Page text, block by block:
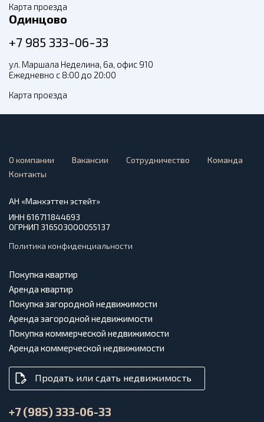
Карта проезда
Одинцово
+7 985 333-06-33
ул. Маршала Неделина, 6а, офис 910
Ежедневно с 8:00 до 20:00
Карта проезда
О компании Вакансии Сотрудничество
Команда
Контакты
АН «Манхэттен эстейт»
ИНН 616711844693
ОГРНИП 316503000055137
Политика конфиденциальности
Покупка квартир
Аренда квартир
Покупка загородной недвижимости
Аренда загородной недвижимости
Покупка коммерческой недвижимости
Аренда коммерческой недвижимости
Продать или сдать недвижимость
+7 (985) 333-06-33